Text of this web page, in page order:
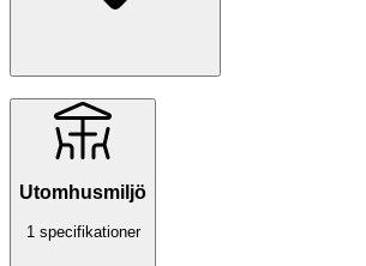
Utomhusmiljö
1 specifikationer